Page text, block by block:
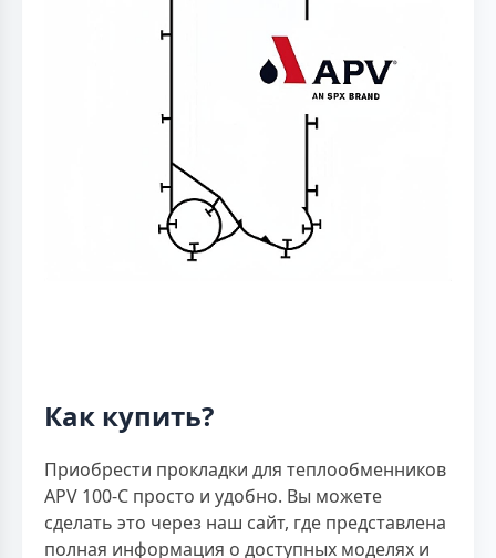
Как купить?
Приобрести прокладки для теплообменников
APV 100-C просто и удобно. Вы можете
сделать это через наш сайт, где представлена
полная информация о доступных моделях и